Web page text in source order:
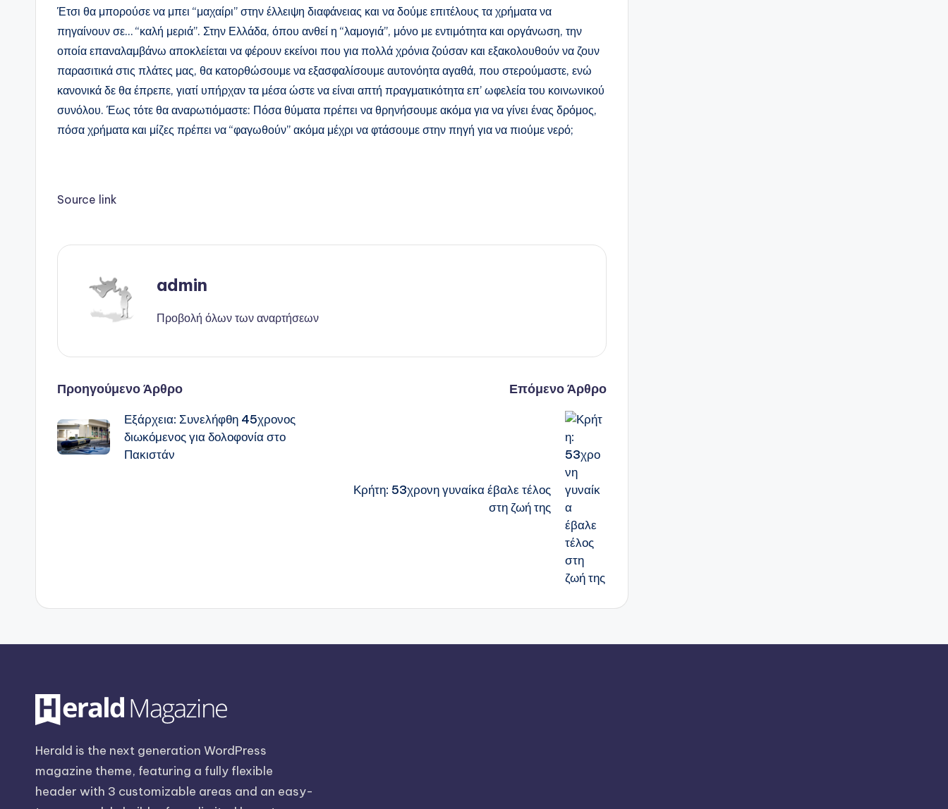
Έτσι θα μπορούσε να μπει “μαχαίρι” στην έλλειψη διαφάνειας και να δούμε επιτέλους τα χρήματα να
πηγαίνουν σε… “καλή μεριά”. Στην Ελλάδα, όπου ανθεί η “λαμογιά”, μόνο με εντιμότητα και οργάνωση, την
οποία επαναλαμβάνω αποκλείεται να φέρουν εκείνοι που για πολλά χρόνια ζούσαν και εξακολουθούν να ζουν
παρασιτικά στις πλάτες μας, θα κατορθώσουμε να εξασφαλίσουμε αυτονόητα αγαθά, που στερούμαστε, ενώ
κανονικά δε θα έπρεπε, γιατί υπήρχαν τα μέσα ώστε να είναι απτή πραγματικότητα επ’ ωφελεία του κοινωνικού
συνόλου. Έως τότε θα αναρωτιόμαστε: Πόσα θύματα πρέπει να θρηνήσουμε ακόμα για να γίνει ένας δρόμος,
πόσα χρήματα και μίζες πρέπει να “φαγωθούν” ακόμα μέχρι να φτάσουμε στην πηγή για να πιούμε νερό;
Source link
admin
Προβολή όλων των αναρτήσεων
Πλοήγηση
δημοσιεύσεων
Προηγούμενο Άρθρο
Εξάρχεια: Συνελήφθη 45χρονος
διωκόμενος για δολοφονία στο
Πακιστάν
Επόμενο Άρθρο
Κρήτη: 53χρονη γυναίκα έβαλε τέλος
στη ζωή της
Herald is the next generation WordPress
magazine theme, featuring a fully flexible
header with 3 customizable areas and an easy-